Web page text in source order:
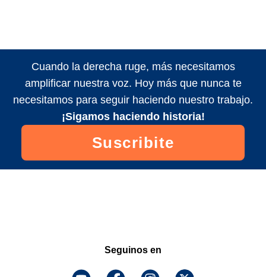
Cuando la derecha ruge, más necesitamos
amplificar nuestra voz. Hoy más que nunca te
necesitamos para seguir haciendo nuestro trabajo.
¡Sigamos haciendo historia!
Suscribite
Seguinos en